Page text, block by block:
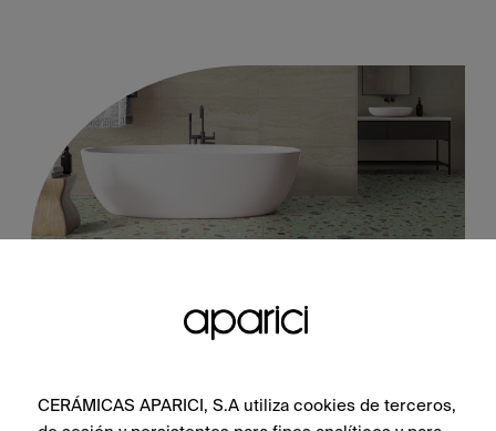
CERÁMICAS APARICI, S.A utiliza cookies de terceros,